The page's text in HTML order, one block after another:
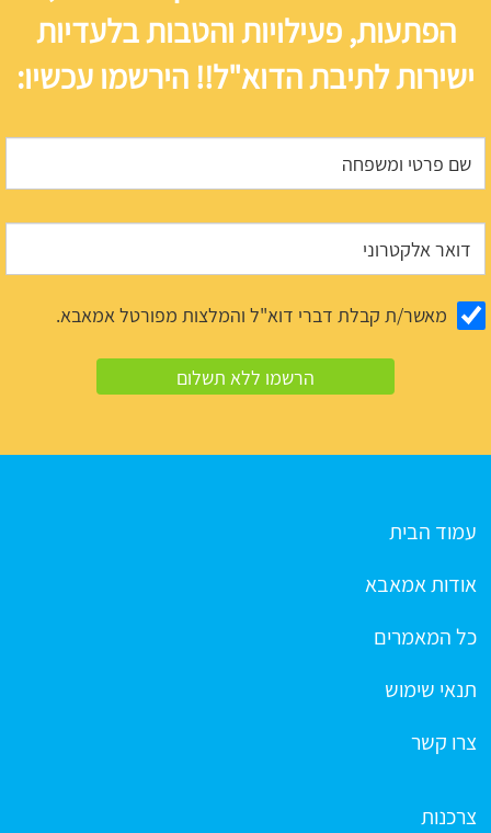
הפתעות, פעילויות והטבות בלעדיות
ישירות לתיבת הדוא"ל!! הירשמו עכשיו:
מאשר/ת קבלת דברי דוא"ל והמלצות מפורטל אמאבא.
עמוד הבית
אודות אמאבא
כל המאמרים
תנאי שימוש
צרו קשר
צרכנות